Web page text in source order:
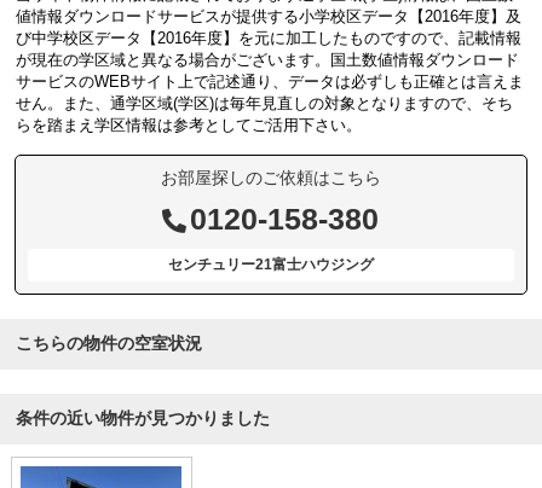
値情報ダウンロードサービスが提供する小学校区データ【2016年度】及
び中学校区データ【2016年度】を元に加工したものですので、記載情報
が現在の学区域と異なる場合がございます。国土数値情報ダウンロード
サービスのWEBサイト上で記述通り、データは必ずしも正確とは言えま
せん。また、通学区域(学区)は毎年見直しの対象となりますので、そち
らを踏まえ学区情報は参考としてご活用下さい。
お部屋探しのご依頼はこちら
0120-158-380
センチュリー21富士ハウジング
こちらの物件の空室状況
条件の近い物件が見つかりました